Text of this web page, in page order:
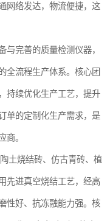
网络发达，物流便捷，这
与完善的质量检测仪器，
全流程生产体系。核心团
持续优化生产工艺，提升
单的定制化生产需求，是
商。
土烧结砖、仿古青砖、植
先进真空烧结工艺，经高
性好、抗冻融能力强。核